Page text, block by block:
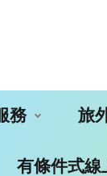
務 旅
有條件式線